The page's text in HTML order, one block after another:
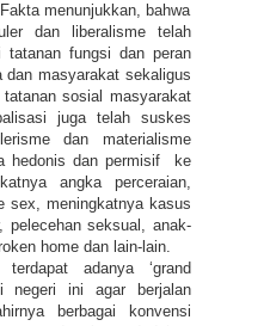
menunjukkan, bahwa
dan liberalisme telah
tatanan fungsi dan peran
dan masyarakat sekaligus
sosial masyarakat
juga telah suskes
dan materialisme
hedonis dan permisif ke
angka perceraian,
sex, meningkatnya kasus
pelecehan seksual, anak-
home dan lain-lain.
terdapat adanya ‘grand
negeri ini agar berjalan
berbagai konvensi